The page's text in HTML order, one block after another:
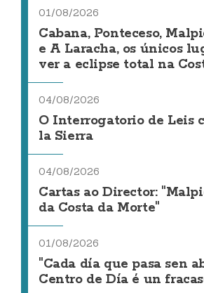
01/08/2026
Cabana, Ponteceso,
e A Laracha, os únicos
ver a eclipse total na
04/08/2026
O Interrogatorio de Leis
la Sierra
04/08/2026
Cartas ao Director:
da Costa da Morte"
01/08/2026
"Cada día que pasa sen
Centro de Día é un